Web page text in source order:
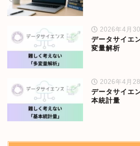
2026年4月30
データサイエ
変量解析
2026年4月28
データサイエ
本統計量